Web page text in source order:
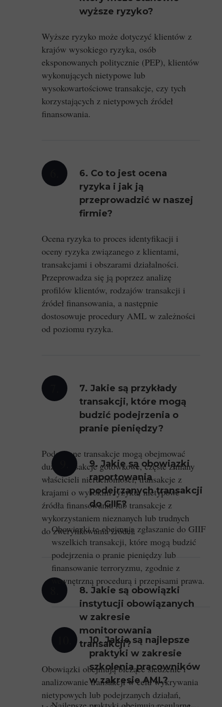
9. Jakie są obowiązki
raportowania
podejrzanych transakcji
do GIIF?
Obowiązki te obejmują zgłaszanie do GIIF
wszelkich transakcji, które mogą budzić
podejrzenia o pranie pieniędzy lub
finansowanie terroryzmu, zgodnie z
wewnętrzną procedurą i przepisami prawa.
10. Jakie są najlepsze
praktyki w zakresie
szkolenia pracowników
w zakresie AML?
wyższe ryzyko?
Wyższe ryzyko może dotyczyć klientów z
krajów wysokiego ryzyka, osób
eksponowanych politycznie (PEP), klientów
wykonujących nietypowe lub
wysokowartościowe transakcje, czy tych
korzystających z nietypowych źródeł
finansowania.
6. Co to jest ocena
ryzyka i jak ją
przeprowadzić w naszej
firmie?
Ocena ryzyka to proces identyfikacji i
oceny ryzyka związanego z klientami,
transakcjami i obszarami działalności.
Przeprowadza się ją poprzez analizę
profilów klientów, rodzajów transakcji i
źródeł finansowania, a następnie
dostosowuje procedury AML w zależności
od poziomu ryzyka.
7. Jakie są przykłady
transakcji, które mogą
budzić podejrzenia o
pranie pieniędzy?
Podejrzane transakcje mogą obejmować
duże transakcje gotówkowe, częste zmiany
właścicieli nieruchomości, transakcje z
krajami o wysokim ryzyku, nietypowe
źródła finansowania lub transakcje z
wykorzystaniem nieznanych lub trudnych
do zweryfikowania źródeł.
8. Jakie są obowiązki
instytucji obowiązanych
w zakresie
monitorowania
transakcji?
Obowiązki obejmują bieżące śledzenie i
analizowanie transakcji w celu wykrywania
nietypowych lub podejrzanych działań,